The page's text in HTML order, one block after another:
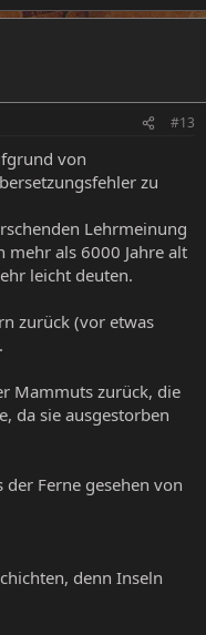
#13
von
zu
Lehrmeinung
mehr als 6000 Jahre alt
leicht deuten.
zurück (vor etwas
Mammuts zurück, die
da sie ausgestorben
Ferne gesehen von
denn Inseln